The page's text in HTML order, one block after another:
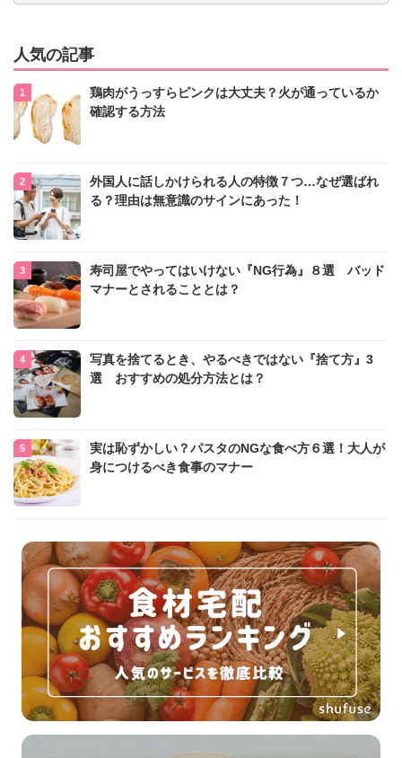
人気の記事
鶏肉がうっすらピンクは大丈夫？火が通っているか
確認する方法
外国人に話しかけられる人の特徴７つ…なぜ選ばれ
る？理由は無意識のサインにあった！
寿司屋でやってはいけない『NG行為』８選 バッド
マナーとされることとは？
写真を捨てるとき、やるべきではない『捨て方』3
選 おすすめの処分方法とは？
実は恥ずかしい？パスタのNGな食べ方６選！大人が
身につけるべき食事のマナー